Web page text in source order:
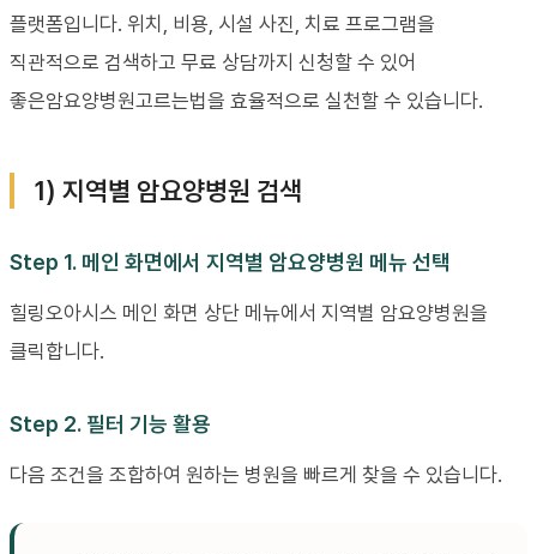
플랫폼입니다. 위치, 비용, 시설 사진, 치료 프로그램을
직관적으로 검색하고 무료 상담까지 신청할 수 있어
좋은암요양병원고르는법을 효율적으로 실천할 수 있습니다.
1) 지역별 암요양병원 검색
Step 1. 메인 화면에서 지역별 암요양병원 메뉴 선택
힐링오아시스 메인 화면 상단 메뉴에서 지역별 암요양병원을
클릭합니다.
Step 2. 필터 기능 활용
다음 조건을 조합하여 원하는 병원을 빠르게 찾을 수 있습니다.